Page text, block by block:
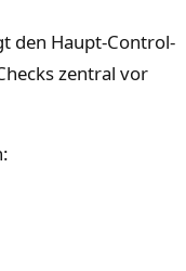
den Haupt-Control-
zentral vor